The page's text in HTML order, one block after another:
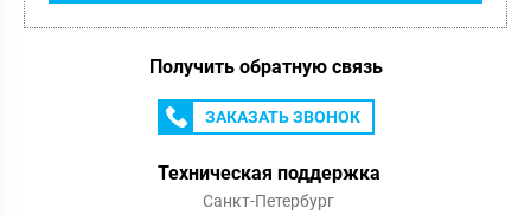
Получить обратную связь
ЗАКАЗАТЬ ЗВОНОК
Техническая поддержка
Санкт-Петербург